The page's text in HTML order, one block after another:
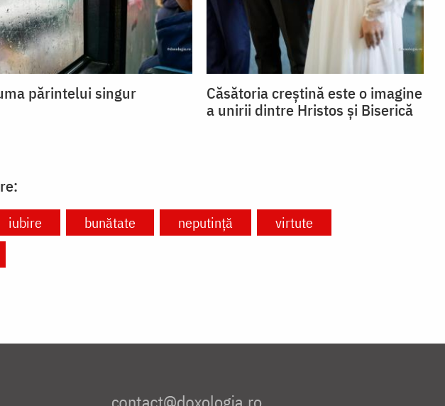
părintelui singur
Căsătoria creștină este o imagine
a unirii dintre Hristos și Biserică
iubire bunătate neputință
virtute